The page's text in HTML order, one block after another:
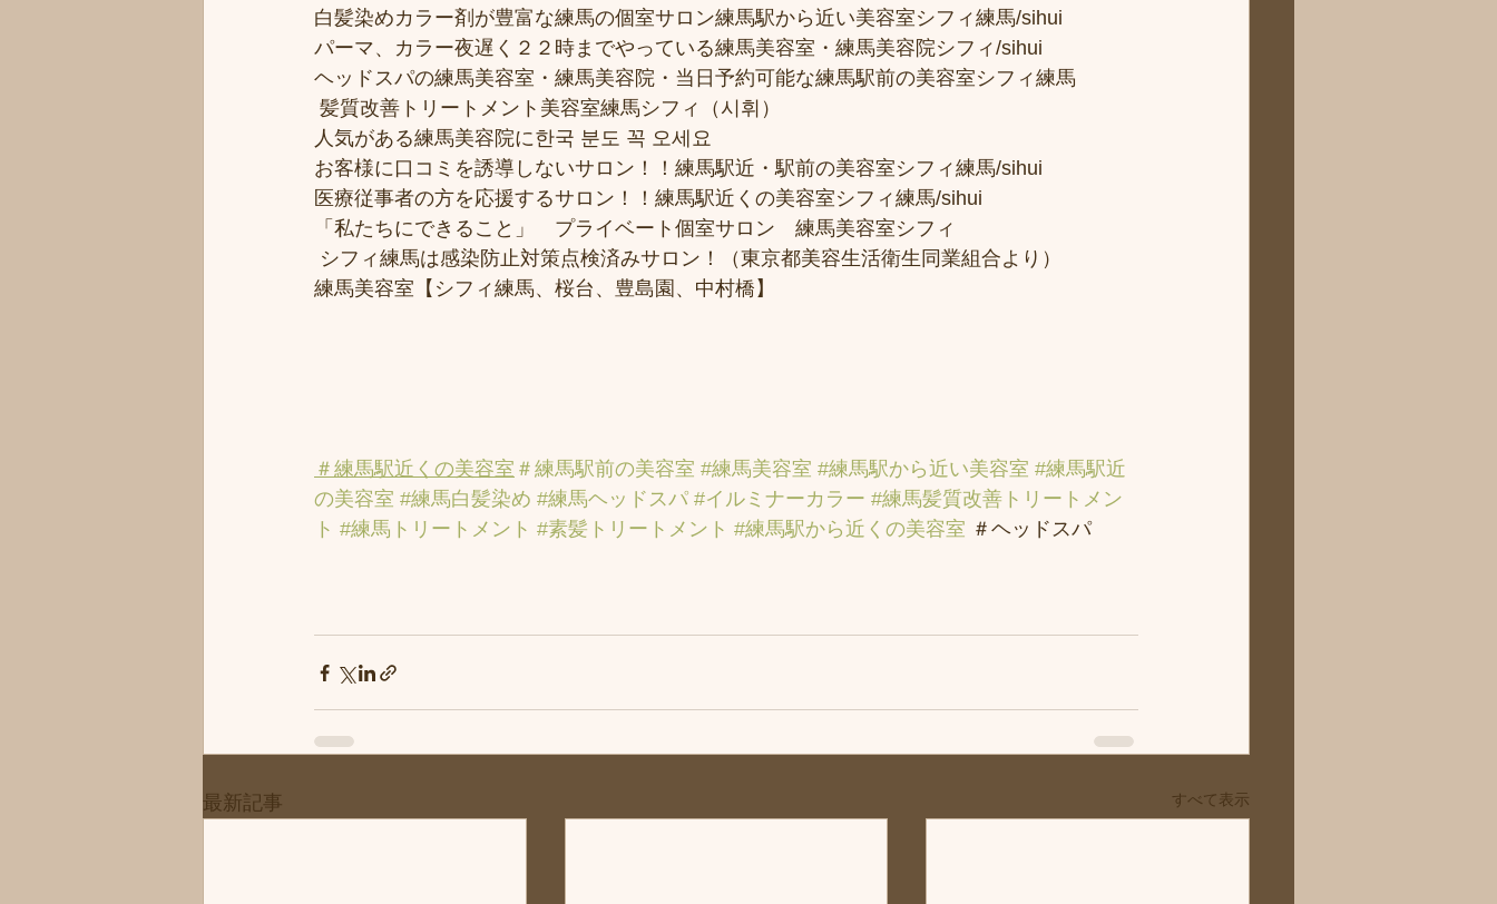
白髪染めカラー剤が豊富な練馬の個室サロン練馬駅から近い美容室シフィ練馬/sihui
パーマ、カラー夜遅く２２時までやっている練馬美容室・練馬美容院シフィ/sihui
ヘッドスパの練馬美容室・練馬美容院・当日予約可能な練馬駅前の美容室シフィ練馬
髪質改善トリートメント美容室練馬シフィ（시휘）
人気がある練馬美容院に한국 분도 꼭 오세요
お客様に口コミを誘導しないサロン！！練馬駅近・駅前の美容室シフィ練馬/sihui
医療従事者の方を応援するサロン！！練馬駅近くの美容室シフィ練馬/sihui
「私たちにできること」　プライベート個室サロン　練馬美容室シフィ
シフィ練馬は感染防止対策点検済みサロン！（東京都美容生活衛生同業組合より）
練馬美容室【シフィ練馬、桜台、豊島園、中村橋】
＃練馬駅近くの美容室 ＃練馬駅前の美容室 #練馬美容室 #練馬駅から近い美容室 #練馬駅近
の美容室 #練馬白髪染め #練馬ヘッドスパ #イルミナーカラー #練馬髪質改善トリートメン
ト #練馬トリートメント #素髪トリートメント #練馬駅から近くの美容室 ＃ヘッドスパ
最新記事 すべて表示